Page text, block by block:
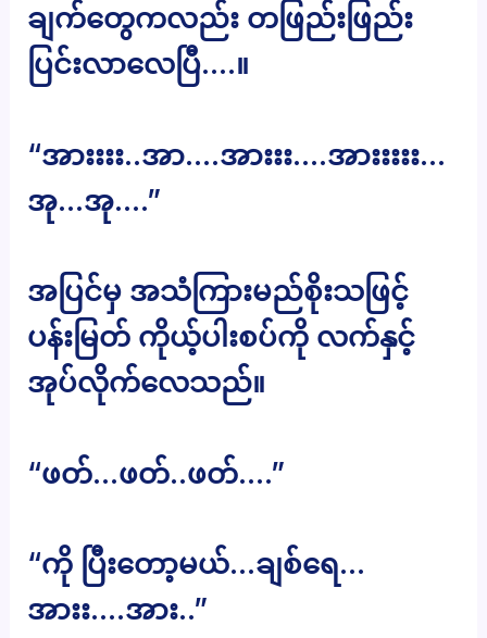
ချက်တွေကလည်း တဖြည်းဖြည်း
ပြင်းလာလေပြီ….။
“အားးးး..အာ….အားးး….အားးးးး…
အု…အု….”
အပြင်မှ အသံကြားမည်စိုးသဖြင့်
ပန်းမြတ် ကိုယ့်ပါးစပ်ကို လက်နှင့်
အုပ်လိုက်လေသည်။
“ဖတ်…ဖတ်..ဖတ်….”
“ကို ပြီးတော့မယ်…ချစ်ရေ…
အားး….အား..”